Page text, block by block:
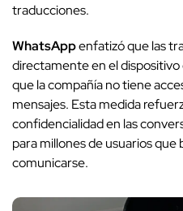
traducciones.
WhatsAppenfatizó que las
directamente en el dispositivo
que la compañía no tiene
mensajes. Esta medida
confidencialidad en las
para millones de usuarios que
comunicarse.